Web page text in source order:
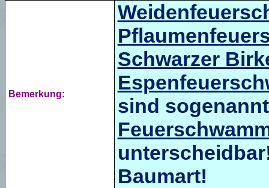
Bemerkung:
Schwarzer
sind
Baumart!